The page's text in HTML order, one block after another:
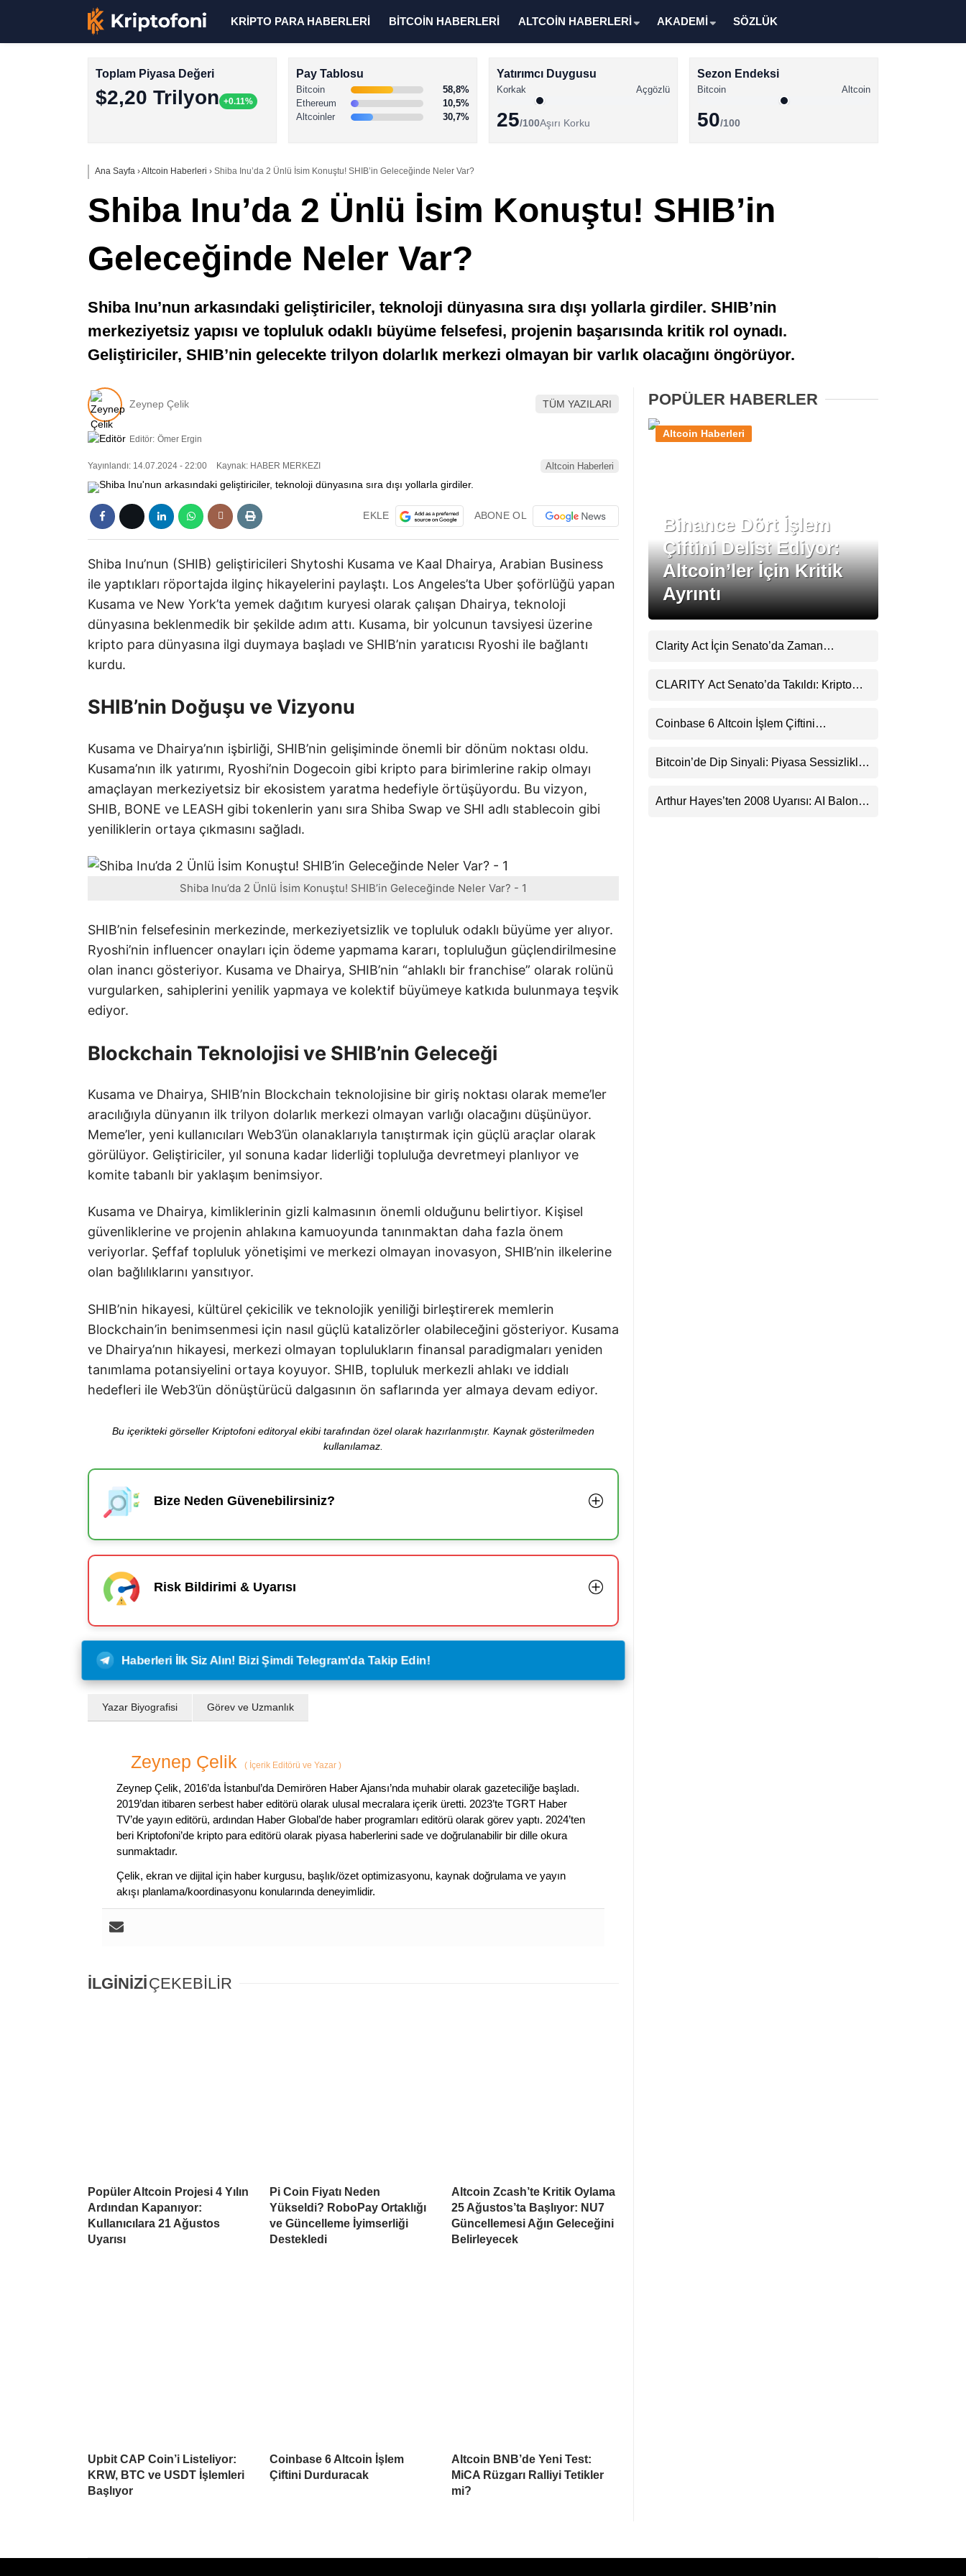
Pinterest
KRİPTO PARA HABERLERİ BİTCOİN HABERLERİ ALTCOİN HABERLERİ AKADEMİ SÖZLÜK
Toplam Piyasa Değeri
$2,20 Trilyon +0.11%
Pay Tablosu
Bitcoin
58,8%
Ethereum
10,5%
Altcoinler
30,7%
Yatırımcı Duygusu
Korkak Açgözlü
25/100Aşırı Korku
Sezon Endeksi
Bitcoin Altcoin
50/100
Ana Sayfa ›Altcoin Haberleri › Shiba Inu’da 2 Ünlü İsim Konuştu! SHIB’in Geleceğinde Neler Var?
Shiba Inu’da 2 Ünlü İsim Konuştu! SHIB’in
Geleceğinde Neler Var?
Shiba Inu’nun arkasındaki geliştiriciler, teknoloji dünyasına sıra dışı yollarla girdiler. SHIB’nin
merkeziyetsiz yapısı ve topluluk odaklı büyüme felsefesi, projenin başarısında kritik rol oynadı.
Geliştiriciler, SHIB’nin gelecekte trilyon dolarlık merkezi olmayan bir varlık olacağını öngörüyor.
Zeynep Çelik TÜM YAZILARI
Editör: Ömer Ergin
Yayınlandı: 14.07.2024 - 22:00 Kaynak: HABER MERKEZI Altcoin Haberleri
EKLE ABONE OL
Shiba Inu’nun (SHIB) geliştiricileri Shytoshi Kusama ve Kaal Dhairya, Arabian Business
ile yaptıkları röportajda ilginç hikayelerini paylaştı. Los Angeles’ta Uber şoförlüğü yapan
Kusama ve New York’ta yemek dağıtım kuryesi olarak çalışan Dhairya, teknoloji
dünyasına beklenmedik bir şekilde adım attı. Kusama, bir yolcunun tavsiyesi üzerine
kripto para dünyasına ilgi duymaya başladı ve SHIB’nin yaratıcısı Ryoshi ile bağlantı
kurdu.
SHIB’nin Doğuşu ve Vizyonu
Kusama ve Dhairya’nın işbirliği, SHIB’nin gelişiminde önemli bir dönüm noktası oldu.
Kusama’nın ilk yatırımı, Ryoshi’nin Dogecoin gibi kripto para birimlerine rakip olmayı
amaçlayan merkeziyetsiz bir ekosistem yaratma hedefiyle örtüşüyordu. Bu vizyon,
SHIB, BONE ve LEASH gibi tokenlerin yanı sıra Shiba Swap ve SHI adlı stablecoin gibi
yeniliklerin ortaya çıkmasını sağladı.
Shiba Inu’da 2 Ünlü İsim Konuştu! SHIB’in Geleceğinde Neler Var? - 1
SHIB’nin felsefesinin merkezinde, merkeziyetsizlik ve topluluk odaklı büyüme yer alıyor.
Ryoshi’nin influencer onayları için ödeme yapmama kararı, topluluğun güçlendirilmesine
olan inancı gösteriyor. Kusama ve Dhairya, SHIB’nin “ahlaklı bir franchise” olarak rolünü
vurgularken, sahiplerini yenilik yapmaya ve kolektif büyümeye katkıda bulunmaya teşvik
ediyor.
Blockchain Teknolojisi ve SHIB’nin Geleceği
Kusama ve Dhairya, SHIB’nin Blockchain teknolojisine bir giriş noktası olarak meme’ler
aracılığıyla dünyanın ilk trilyon dolarlık merkezi olmayan varlığı olacağını düşünüyor.
Meme’ler, yeni kullanıcıları Web3’ün olanaklarıyla tanıştırmak için güçlü araçlar olarak
görülüyor. Geliştiriciler, yıl sonuna kadar liderliği topluluğa devretmeyi planlıyor ve
komite tabanlı bir yaklaşım benimsiyor.
Kusama ve Dhairya, kimliklerinin gizli kalmasının önemli olduğunu belirtiyor. Kişisel
güvenliklerine ve projenin ahlakına kamuoyunda tanınmaktan daha fazla önem
veriyorlar. Şeffaf topluluk yönetişimi ve merkezi olmayan inovasyon, SHIB’nin ilkelerine
olan bağlılıklarını yansıtıyor.
SHIB’nin hikayesi, kültürel çekicilik ve teknolojik yeniliği birleştirerek memlerin
Blockchain’in benimsenmesi için nasıl güçlü katalizörler olabileceğini gösteriyor. Kusama
ve Dhairya’nın hikayesi, merkezi olmayan toplulukların finansal paradigmaları yeniden
tanımlama potansiyelini ortaya koyuyor. SHIB, topluluk merkezli ahlakı ve iddialı
hedefleri ile Web3’ün dönüştürücü dalgasının ön saflarında yer almaya devam ediyor.
Bu içerikteki görseller Kriptofoni editoryal ekibi tarafından özel olarak hazırlanmıştır. Kaynak gösterilmeden
kullanılamaz.
Bize Neden Güvenebilirsiniz?
Risk Bildirimi & Uyarısı
Haberleri İlk Siz Alın! Bizi Şimdi Telegram'da Takip Edin!
Yazar Biyografisi Görev ve Uzmanlık
Zeynep Çelik ( İçerik Editörü ve Yazar )
Zeynep Çelik, 2016’da İstanbul’da Demirören Haber Ajansı’nda muhabir olarak gazeteciliğe başladı.
2019’dan itibaren serbest haber editörü olarak ulusal mecralara içerik üretti. 2023’te TGRT Haber
TV’de yayın editörü, ardından Haber Global’de haber programları editörü olarak görev yaptı. 2024’ten
beri Kriptofoni’de kripto para editörü olarak piyasa haberlerini sade ve doğrulanabilir bir dille okura
sunmaktadır.
Çelik, ekran ve dijital için haber kurgusu, başlık/özet optimizasyonu, kaynak doğrulama ve yayın
akışı planlama/koordinasyonu konularında deneyimlidir.
İLGİNİZİÇEKEBİLİR
Popüler Altcoin Projesi 4 Yılın
Ardından Kapanıyor:
Kullanıcılara 21 Ağustos
Uyarısı
Pi Coin Fiyatı Neden
Yükseldi? RoboPay Ortaklığı
ve Güncelleme İyimserliği
Destekledi
Altcoin Zcash’te Kritik Oylama
25 Ağustos’ta Başlıyor: NU7
Güncellemesi Ağın Geleceğini
Belirleyecek
Upbit CAP Coin’i Listeliyor:
KRW, BTC ve USDT İşlemleri
Başlıyor
Coinbase 6 Altcoin İşlem
Çiftini Durduracak
Altcoin BNB’de Yeni Test:
MiCA Rüzgarı Ralliyi Tetikler
mi?
POPÜLER HABERLER
Binance Dört İşlem
Çiftini Delist Ediyor:
Altcoin’ler İçin Kritik
Ayrıntı
Altcoin Haberleri
Clarity Act İçin Senato’da Zaman
CLARITY Act Senato’da Takıldı: Kripto
Coinbase 6 Altcoin İşlem Çiftini
Bitcoin’de Dip Sinyali: Piyasa Sessizlikle
Arthur Hayes’ten 2008 Uyarısı: AI Balonu